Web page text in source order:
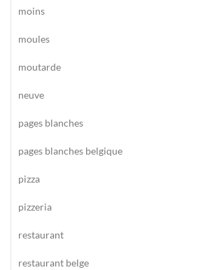
moins
moules
moutarde
neuve
pages blanches
pages blanches belgique
pizza
pizzeria
restaurant
restaurant belge